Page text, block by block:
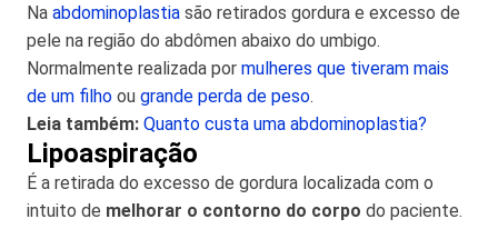
Na abdominoplastia são retirados gordura e excesso de
pele na região do abdômen abaixo do umbigo.
Normalmente realizada por mulheres que tiveram mais
de um filho ou grande perda de peso.
Leia também: Quanto custa uma abdominoplastia?
Lipoaspiração
É a retirada do excesso de gordura localizada com o
intuito de melhorar o contorno do corpo do paciente.